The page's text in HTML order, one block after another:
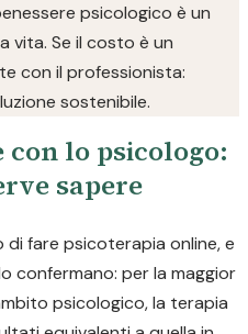
psicologico è un
vita. Se il costo è un
con il professionista:
sostenibile.
lo psicologo:
sapere
fare psicoterapia online, e
confermano: per la maggior
psicologico, la terapia